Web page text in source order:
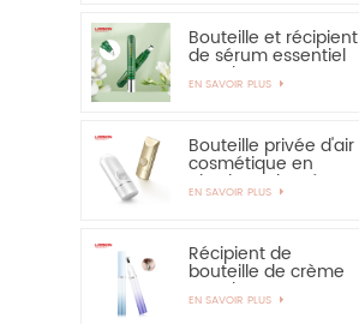
Bouteille et récipient
de sérum essentiel
pour les yeux,
applicateur en
EN SAVOIR PLUS
Bouteille privée d'air
cosmétique en
plastique de crème
de main de
50ml
EN SAVOIR PLUS
Récipient de
bouteille de crème
pour les yeux PETG
de 15 ml avec
EN SAVOIR PLUS